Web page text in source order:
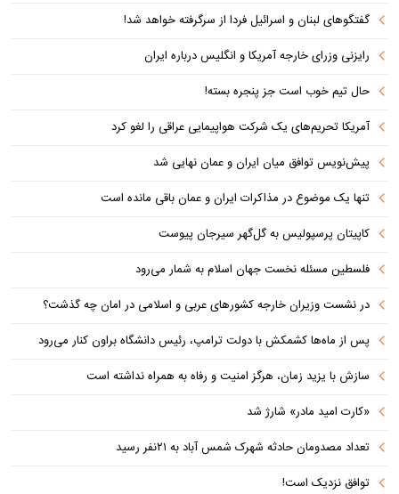
گفتگوهای لبنان و اسرائیل فردا از سرگرفته خواهد شد!
رایزنی وزرای خارجه آمریکا و انگلیس درباره ایران
حال تیم خوب است جز پنجره بسته!
آمریکا تحریم‌های یک شرکت هواپیمایی عراقی را لغو کرد
پیش‌نویس توافق میان ایران و عمان نهایی شد
تنها یک موضوع در مذاکرات ایران و عمان باقی مانده است
کاپیتان پرسپولیس به گل‌گهر سیرجان پیوست
فلسطین مسئله نخست جهان اسلام به شمار می‌رود
در نشست وزیران خارجه کشورهای عربی و اسلامی در امان چه گذشت؟
پس از ماه‌ها کشمکش با دولت ترامپ، رئیس دانشگاه براون کنار می‌رود
سازش با یزید زمان، هرگز امنیت و رفاه به همراه نداشته است
«کارت امید مادر» شارژ شد
تعداد مصدومان حادثه شهرک شمس آباد به ۲۱نفر رسید
توافق نزدیک است!